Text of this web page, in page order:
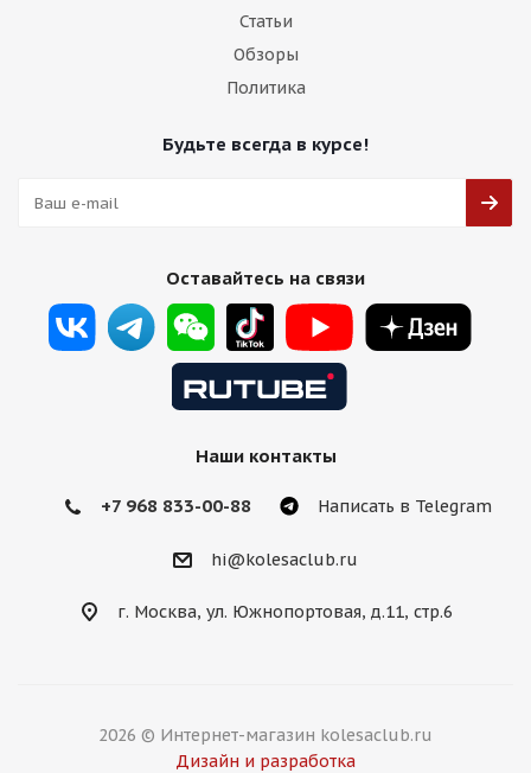
Статьи
Обзоры
Политика
Будьте всегда в курсе!
Оставайтесь на связи
Наши контакты
+7 968 833-00-88 Написать в Telegram
hi@kolesaclub.ru
г. Москва, ул. Южнопортовая, д.11, стр.6
2026 © Интернет-магазин kolesaclub.ru
Дизайн и разработка